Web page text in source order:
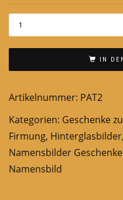
IN
Artikelnummer: PAT2
Kategorien: Geschenke
Firmung, Hinterglasbilder,
Namensbilder
Namensbild